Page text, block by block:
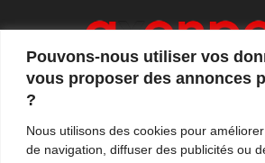
Pouvons-nous utiliser vos
vous proposer des annonces
?
Nous utilisons des cookies pour
de navigation, diffuser des publicités ou
et de tendances. Notre équipe de
propose quotidiennement de